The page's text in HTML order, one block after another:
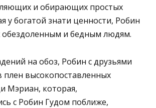
и обирающих простых
у богатой знати ценности, Робин
обездоленным и бедным людям.
на обоз, Робин с друзьями
плен высокопоставленных
Мэриан, которая,
с Робин Гудом поближе,